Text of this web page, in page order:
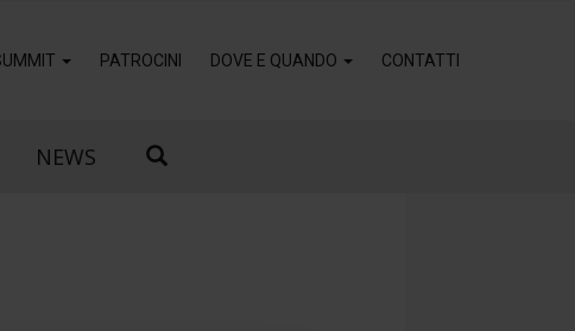
PATROCINI DOVE E QUANDO CONTATTI
NEWS